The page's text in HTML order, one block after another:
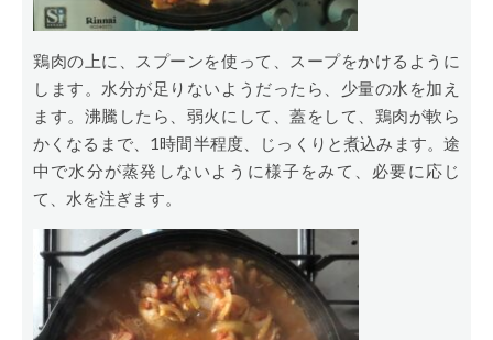
鶏肉の上に、スプーンを使って、スープをかけるように
します。水分が足りないようだったら、少量の水を加え
ます。沸騰したら、弱火にして、蓋をして、鶏肉が軟ら
かくなるまで、1時間半程度、じっくりと煮込みます。途
中で水分が蒸発しないように様子をみて、必要に応じ
て、水を注ぎます。